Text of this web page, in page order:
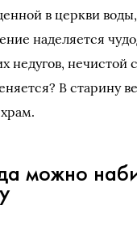
в церкви воды,
наделяется
недугов, нечистой
В старину
можно